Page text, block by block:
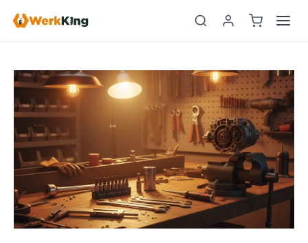
Inhalt
springen